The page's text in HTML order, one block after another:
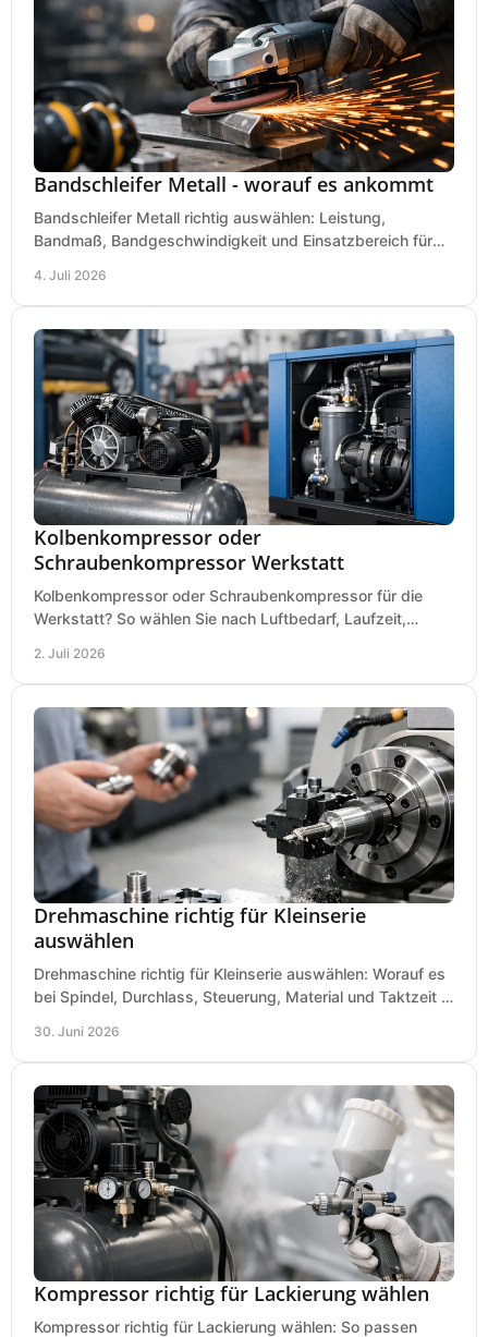
Bandschleifer Metall - worauf es ankommt
Bandschleifer Metall richtig auswählen: Leistung,
Bandmaß, Bandgeschwindigkeit und Einsatzbereich für
4. Juli 2026
Kolbenkompressor oder
Schraubenkompressor Werkstatt
Kolbenkompressor oder Schraubenkompressor für die
Werkstatt? So wählen Sie nach Luftbedarf, Laufzeit,
2. Juli 2026
Drehmaschine richtig für Kleinserie
auswählen
Drehmaschine richtig für Kleinserie auswählen: Worauf es
bei Spindel, Durchlass, Steuerung, Material und Taktzeit in
30. Juni 2026
Kompressor richtig für Lackierung wählen
Kompressor richtig für Lackierung wählen: So passen